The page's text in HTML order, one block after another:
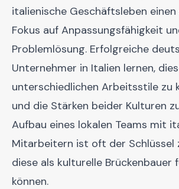
italienische Geschäftsleben
Fokus auf Anpassungsfähigkeit
Problemlösung. Erfolgreiche
Unternehmer in Italien lernen,
unterschiedlichen Arbeitsstile zu
und die Stärken beider Kulturen
Aufbau eines lokalen Teams mit
Mitarbeitern ist oft der Schlüssel
diese als kulturelle Brückenbauer
können.